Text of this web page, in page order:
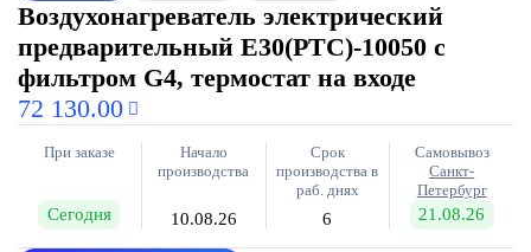
Воздухонагреватель электрический
предварительный E30(PTC)-10050 с
фильтром G4, термостат на входе
72 130.00
При заказе
Сегодня
Начало
производства
10.08.26
Срок
производства в
раб. днях
6
Самовывоз
Санкт-
Петербург
21.08.26